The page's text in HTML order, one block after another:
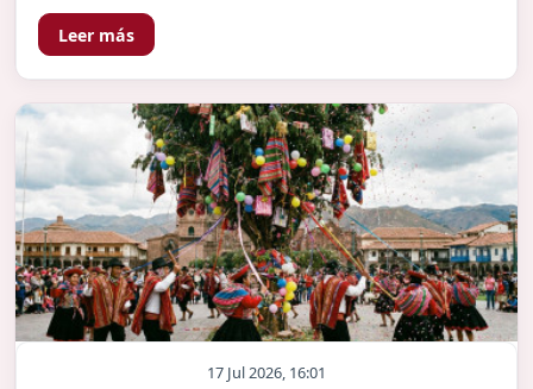
Leer más
17 Jul 2026, 16:01